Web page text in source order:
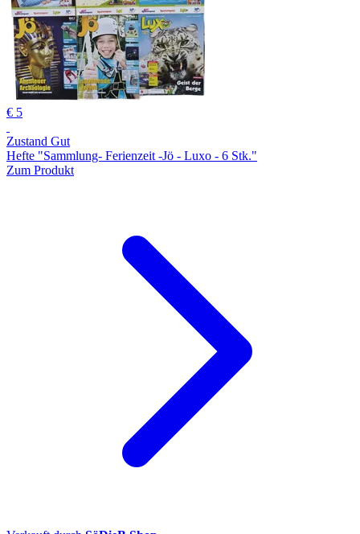
€ 5
Zustand Gut
Hefte "Sammlung- Ferienzeit -Jö - Luxo - 6 Stk."
Zum Produkt